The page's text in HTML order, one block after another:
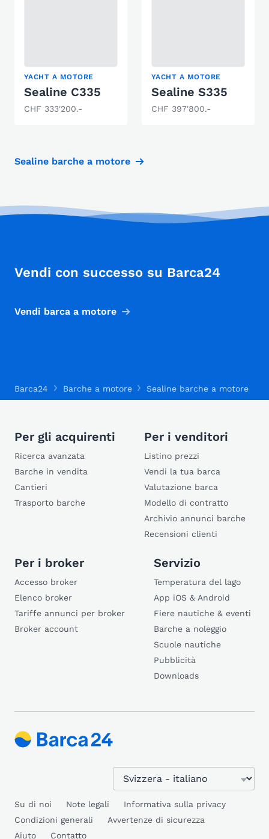
YACHT A MOTORE
Sealine C335
CHF 333'200.-
YACHT A MOTORE
Sealine S335
CHF 397'800.-
Sealine barche a motore
Vendi con successo su Barca24
Vendi barca a motore
Barca24 Barche a motore Sealine barche a motore
Per gli acquirenti
Ricerca avanzata
Barche in vendita
Cantieri
Trasporto barche
Per i venditori
Listino prezzi
Vendi la tua barca
Valutazione barca
Modello di contratto
Archivio annunci barche
Recensioni clienti
Per i broker
Accesso broker
Elenco broker
Tariffe annunci per broker
Broker account
Servizio
Temperatura del lago
App iOS & Android
Fiere nautiche & eventi
Barche a noleggio
Scuole nautiche
Pubblicità
Downloads
Su di noi Note legali
Informativa sulla privacy
Condizioni generali
Avvertenze di sicurezza
Aiuto
Contatto